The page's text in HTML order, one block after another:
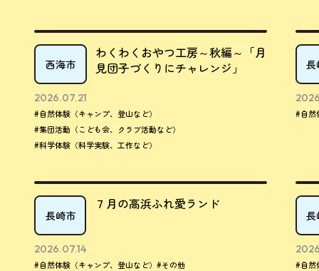
西海市
わくわくおやつ工房～秋編～「月
見団子づくりにチャレンジ」
2026.07.21
#自然体験（キャンプ、登山など）
#集団活動（こども会、クラブ活動など）
#科学体験（科学実験、工作など）
長
#自然
長崎市
７月の高浜ふれ愛ランド
2026.07.14
#自然体験（キャンプ、登山など） #その他
長
#自然